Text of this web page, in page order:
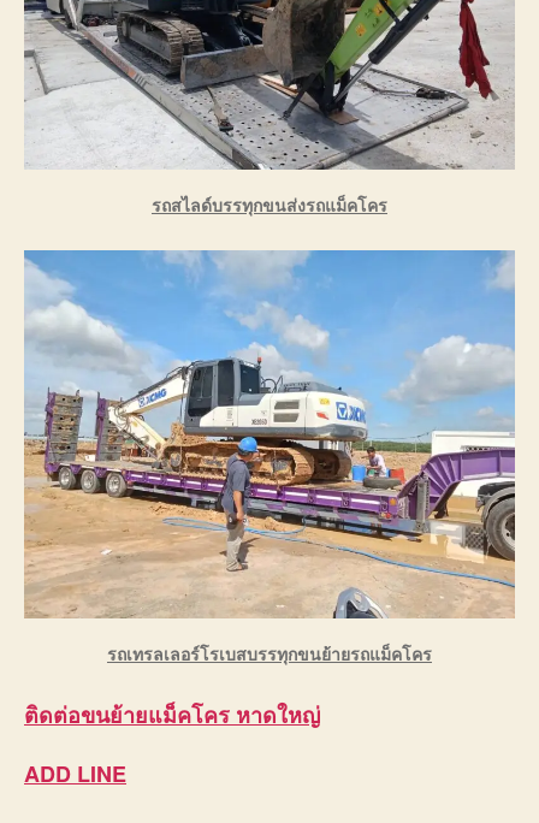
รถสไลด์บรรทุกขนส่งรถแม็คโคร
รถเทรลเลอร์โรเบสบรรทุกขนย้ายรถแม็คโคร
ติดต่อขนย้ายแม็คโคร หาดใหญ่
ADD LINE